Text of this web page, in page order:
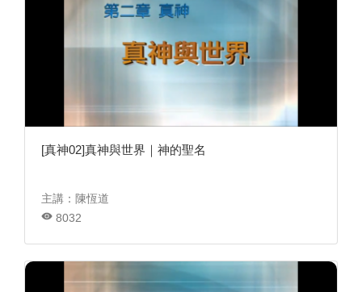
[真神02]真神與世界｜神的聖名
主講：陳恆道
8032